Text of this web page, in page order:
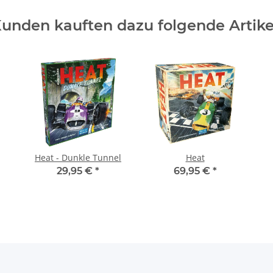
kauften dazu folgende
Heat - Dunkle Tunnel
29,95 € *
Heat
69,95 € *